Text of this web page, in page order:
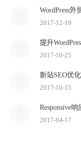
WordPress
2017-12-19
提升
2017-10-25
新站SEO优
2017-10-15
Responsive
2017-04-17